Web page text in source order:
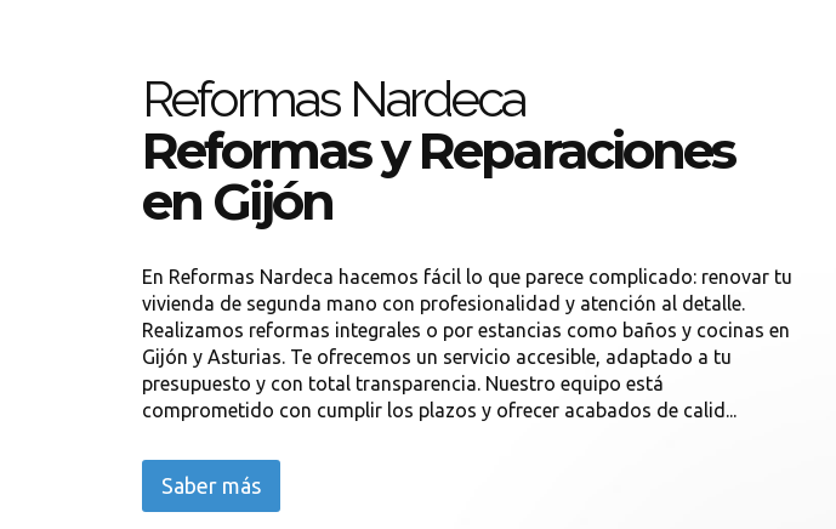
Reformas Nardeca
Reformas y Reparaciones
en Gijón
En Reformas Nardeca hacemos fácil lo que parece complicado: renovar tu
vivienda de segunda mano con profesionalidad y atención al detalle.
Realizamos reformas integrales o por estancias como baños y cocinas en
Gijón y Asturias. Te ofrecemos un servicio accesible, adaptado a tu
presupuesto y con total transparencia. Nuestro equipo está
comprometido con cumplir los plazos y ofrecer acabados de calid...
Saber más